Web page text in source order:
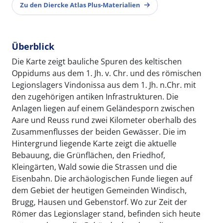
Zu den Diercke Atlas Plus-Materialien
Überblick
Die Karte zeigt bauliche Spuren des keltischen
Oppidums aus dem 1. Jh. v. Chr. und des römischen
Legionslagers Vindonissa aus dem 1. Jh. n.Chr. mit
den zugehörigen antiken Infrastrukturen. Die
Anlagen liegen auf einem Geländesporn zwischen
Aare und Reuss rund zwei Kilometer oberhalb des
Zusammenflusses der beiden Gewässer. Die im
Hintergrund liegende Karte zeigt die aktuelle
Bebauung, die Grünflächen, den Friedhof,
Kleingärten, Wald sowie die Strassen und die
Eisenbahn. Die archäologischen Funde liegen auf
dem Gebiet der heutigen Gemeinden Windisch,
Brugg, Hausen und Gebenstorf. Wo zur Zeit der
Römer das Legionslager stand, befinden sich heute